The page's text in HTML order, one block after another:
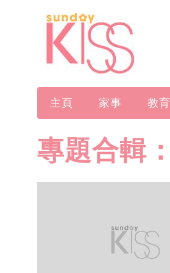
主頁 家事 教育
專題合輯：